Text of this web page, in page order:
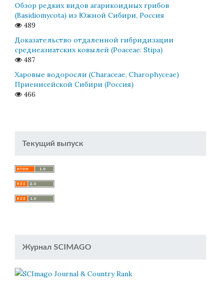
Обзор редких видов агарикоидных грибов
(Basidiomycota) из Южной Сибири, Россия
489
Доказательство отдаленной гибридизации
среднеазиатских ковылей (Poaceae: Stipa)
487
Харовые водоросли (Characeae, Charophyceae)
Приенисейской Сибири (Россия)
466
Текущий выпуск
Журнал SCIMAGO